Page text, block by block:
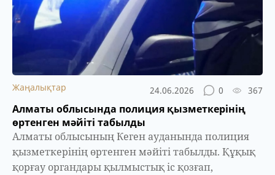
Жаңалықтар 24.06.2026 0 367
Алматы облысында полиция қызметкерінің
өртенген мәйіті табылды
Алматы облысының Кеген ауданында полиция
қызметкерінің өртенген мәйіті табылды. Құқық
қорғау органдары қылмыстық іс қозғап,